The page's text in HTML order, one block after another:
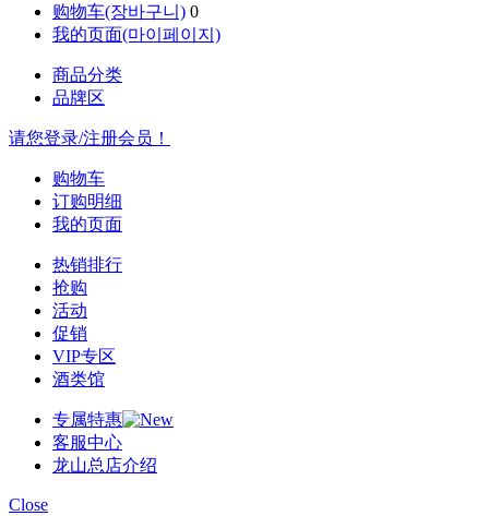
购物车(장바구니) 0
我的页面(마이페이지)
商品分类
品牌区
请您登录/注册会员！
购物车
订购明细
我的页面
热销排行
抢购
活动
促销
VIP专区
酒类馆
专属特惠
客服中心
龙山总店介绍
Close